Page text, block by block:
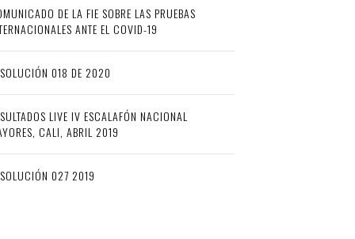
DE LA FIE SOBRE LAS PRUEBAS
ANTE EL COVID-19
018 DE 2020
LIVE IV ESCALAFÓN NACIONAL
CALI, ABRIL 2019
027 2019